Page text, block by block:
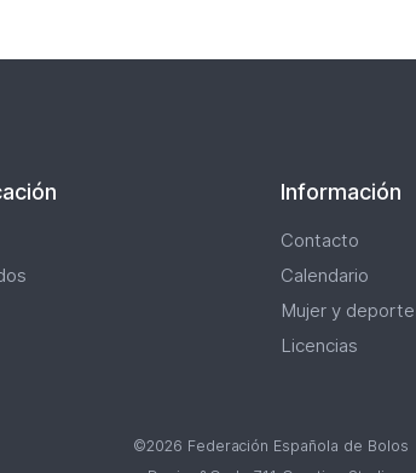
Información
Contacto
Calendario
Mujer y deporte
Licencias
©2026 Federación Española de Bolos